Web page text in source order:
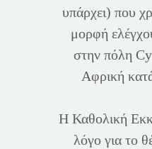
υπάρχει) που
μορφή
στην πόλη
Αφρική
Η Καθολική
λόγο για το